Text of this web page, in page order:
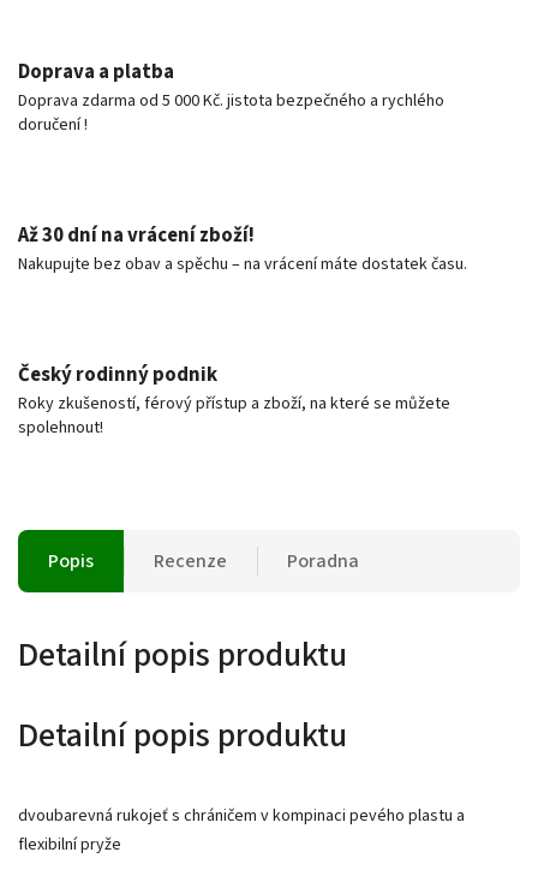
Doprava a platba
Doprava zdarma od 5 000 Kč. jistota bezpečného a rychlého
doručení !
Až 30 dní na vrácení zboží!
Nakupujte bez obav a spěchu – na vrácení máte dostatek času.
Český rodinný podnik
Roky zkušeností, férový přístup a zboží, na které se můžete
spolehnout!
Popis Recenze Poradna
Detailní popis produktu
Detailní popis produktu
dvoubarevná rukojeť s chráničem v kompinaci pevého plastu a
flexibilní pryže